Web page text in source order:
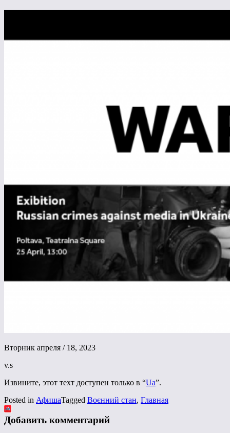
Вторник апреля / 18, 2023
v.s
Извините, этот техт доступен только в “Ua”.
Posted in АфишаTagged Воєнний стан, Главная
Добавить комментарий